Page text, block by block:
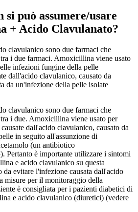
si può assumere/usare
+ Acido Clavulanato?
clavulanico sono due farmaci che
i due farmaci. Amoxicillina viene usato
infezioni fungine della pelle
dall'acido clavulanico, causato da
da un'infezione della pelle isolate
clavulanico sono due farmaci che
i due. Amoxicillina viene usato per
dall'acido clavulanico, causato da
in seguito all'assunzione di
(un antibiotico
Pertanto è importante utilizzare i sintomi
e acido clavulanico su questa
da evitare l'infezione causata dall'acido
misure per il monitoraggio della
è consigliata per i pazienti diabetici di
e acido clavulanico (diuretici) (vedere